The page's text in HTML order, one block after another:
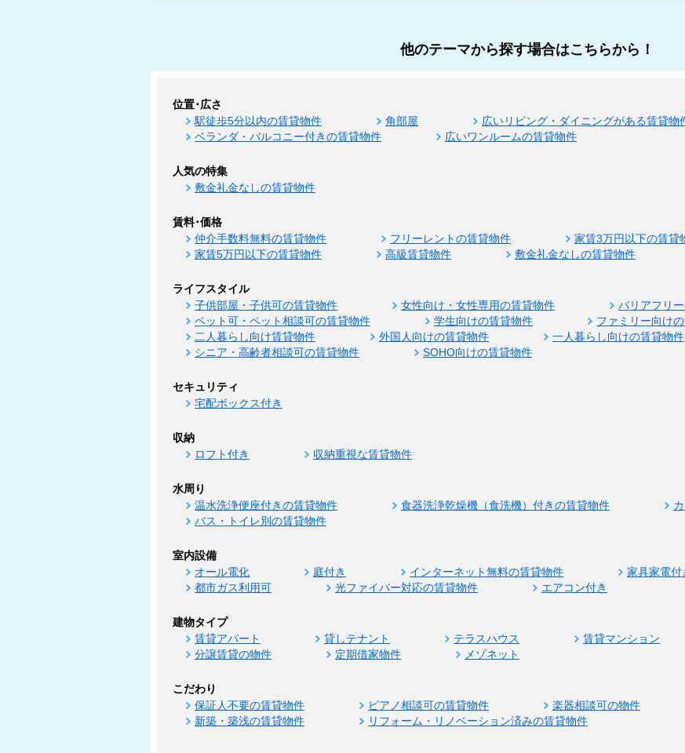
他のテーマから探す場合はこちらから！
位置･広さ
駅徒歩5分以内の賃貸物件 角部屋 広いリビング・ダイニングがある賃貸物
ベランダ・バルコニー付きの賃貸物件
広いワンルームの賃貸物件
人気の特集
敷金礼金なしの賃貸物件
賃料･価格
仲介手数料無料の賃貸物件 フリーレントの賃貸物件
家賃3万円以下の賃貸
家賃5万円以下の賃貸物件
高級賃貸物件 敷金礼金なしの賃貸物件
ライフスタイル
子供部屋・子供可の賃貸物件 女性向け・女性専用の賃貸物件
バリアフリ
ペット可・ペット相談可の賃貸物件
学生向けの賃貸物件 ファミリー向け
二人暮らし向け賃貸物件
外国人向けの賃貸物件
一人暮らし向けの賃貸物件
シニア・高齢者相談可の賃貸物件
SOHO向けの賃貸物件
セキュリティ
宅配ボックス付き
収納
ロフト付き 収納重視な賃貸物件
水周り
温水洗浄便座付きの賃貸物件 食器洗浄乾燥機（食洗機）付きの賃貸物件
バス・トイレ別の賃貸物件
室内設備
オール電化 庭付き インターネット無料の賃貸物件
家具家電付
都市ガス利用可
光ファイバー対応の賃貸物件 エアコン付き
建物タイプ
賃貸アパート 貸しテナント テラスハウス 賃貸マンション
分譲賃貸の物件
定期借家物件 メゾネット
こだわり
保証人不要の賃貸物件 ピアノ相談可の賃貸物件 楽器相談可の物件
新築・築浅の賃貸物件
リフォーム・リノベーション済みの賃貸物件